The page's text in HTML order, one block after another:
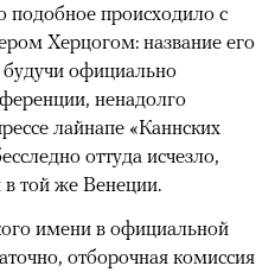
подобное происходило с
Херцогом: название его
официально
ненадолго
лайнапе «Каннских
оттуда исчезло,
в той же Венеции.
имени в официальной
отборочная комиссия